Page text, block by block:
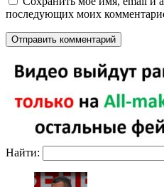
последующих моих
Найти: